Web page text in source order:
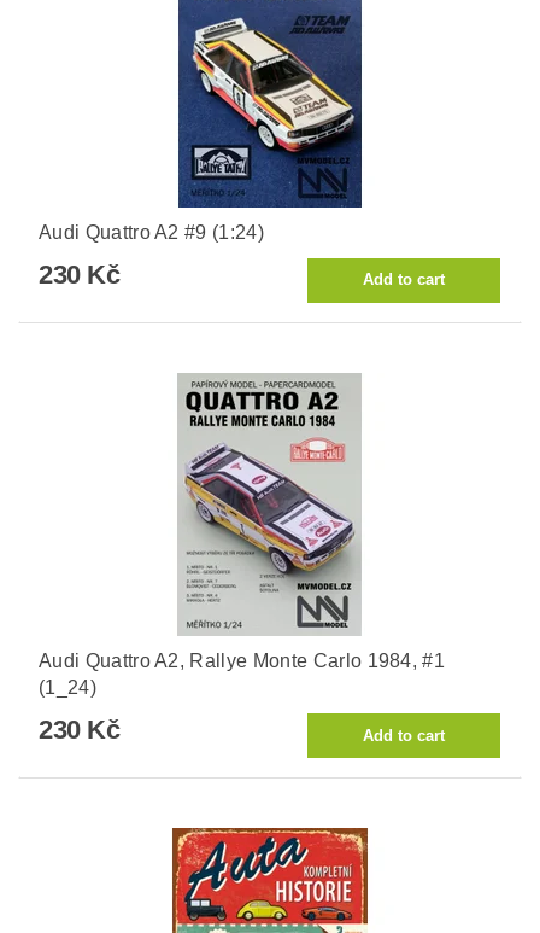
Audi Quattro A2 #9 (1:24)
230 Kč
Audi Quattro A2, Rallye Monte Carlo 1984, #1
(1_24)
230 Kč